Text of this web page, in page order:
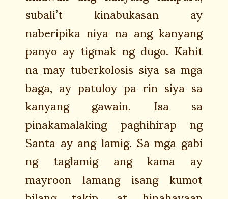
subali’t kinabukasan ay
naberipika niya na ang kanyang
panyo ay tigmak ng dugo. Kahit
na may tuberkolosis siya sa mga
baga, ay patuloy pa rin siya sa
kanyang gawain. Isa sa
pinakamalaking paghihirap ng
Santa ay ang lamig. Sa mga gabi
ng taglamig ang kama ay
mayroon lamang isang kumot